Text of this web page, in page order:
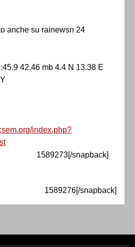
anche su rainewsn 24
42.46 mb 4.4 N 13.38 E
index.php?
1589273[/snapback]
1589276[/snapback]